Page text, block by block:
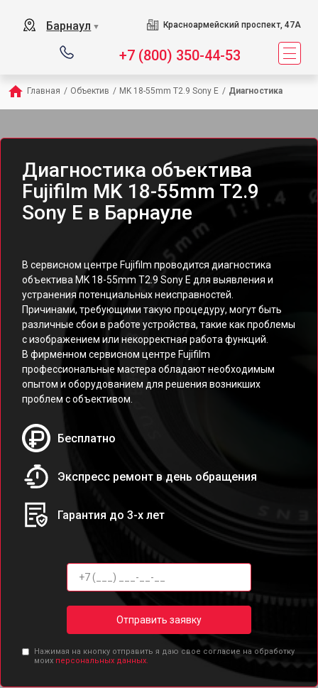
Барнаул ▼ Красноармейский проспект, 47А
+7 (800) 350-44-53
Главная / Объектив / MK 18-55mm T2.9 Sony E / Диагностика
Диагностика объектива
Fujifilm MK 18-55mm T2.9
Sony E в Барнауле
В сервисном центре Fujifilm проводится диагностика
объектива MK 18-55mm T2.9 Sony E для выявления и
устранения потенциальных неисправностей.
Причинами, требующими такую процедуру, могут быть
различные сбои в работе устройства, такие как проблемы
с изображением или некорректная работа функций.
В фирменном сервисном центре Fujifilm
профессиональные мастера обладают необходимым
опытом и оборудованием для решения возникших
проблем с объективом.
Бесплатно
Экспресс ремонт в день обращения
Гарантия до 3-х лет
Отправить заявку
Нажимая на кнопку отправить я даю свое согласие на обработку
моих персональных данных.